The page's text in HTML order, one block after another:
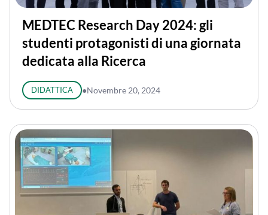
MEDTEC Research Day 2024: gli
studenti protagonisti di una giornata
dedicata alla Ricerca
DIDATTICA ●Novembre 20, 2024